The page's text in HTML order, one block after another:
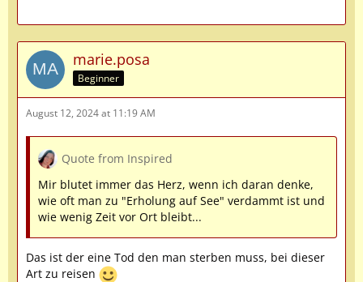
marie.posa
Beginner
August 12, 2024 at 11:19 AM
Quote from Inspired
Mir blutet immer das Herz, wenn ich daran denke,
wie oft man zu "Erholung auf See" verdammt ist und
wie wenig Zeit vor Ort bleibt...
Das ist der eine Tod den man sterben muss, bei dieser
Art zu reisen